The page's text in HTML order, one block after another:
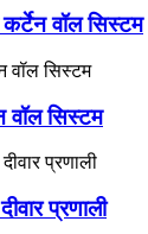
वॉल सिस्टम
वॉल सिस्टम
प्रणाली